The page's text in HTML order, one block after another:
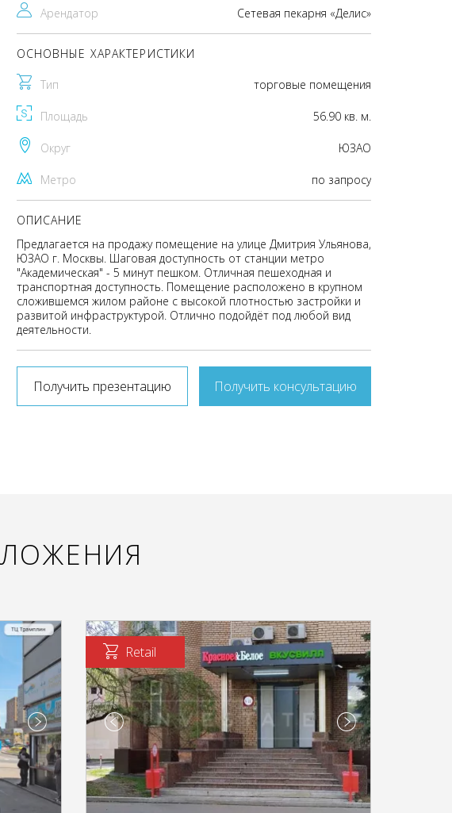
Арендатор Сетевая пекарня «Делис»
ОСНОВНЫЕ ХАРАКТЕРИСТИКИ
Тип торговые помещения
Площадь 56.90 кв. м.
Округ ЮЗАО
Метро по запросу
ОПИСАНИЕ
Предлагается на продажу помещение на улице Дмитрия Ульянова,
ЮЗАО г. Москвы. Шаговая доступность от станции метро
"Академическая" - 5 минут пешком. Отличная пешеходная и
транспортная доступность. Помещение расположено в крупном
сложившемся жилом районе с высокой плотностью застройки и
развитой инфраструктурой. Отлично подойдёт под любой вид
деятельности.
Получить презентацию Получить консультацию
Retail